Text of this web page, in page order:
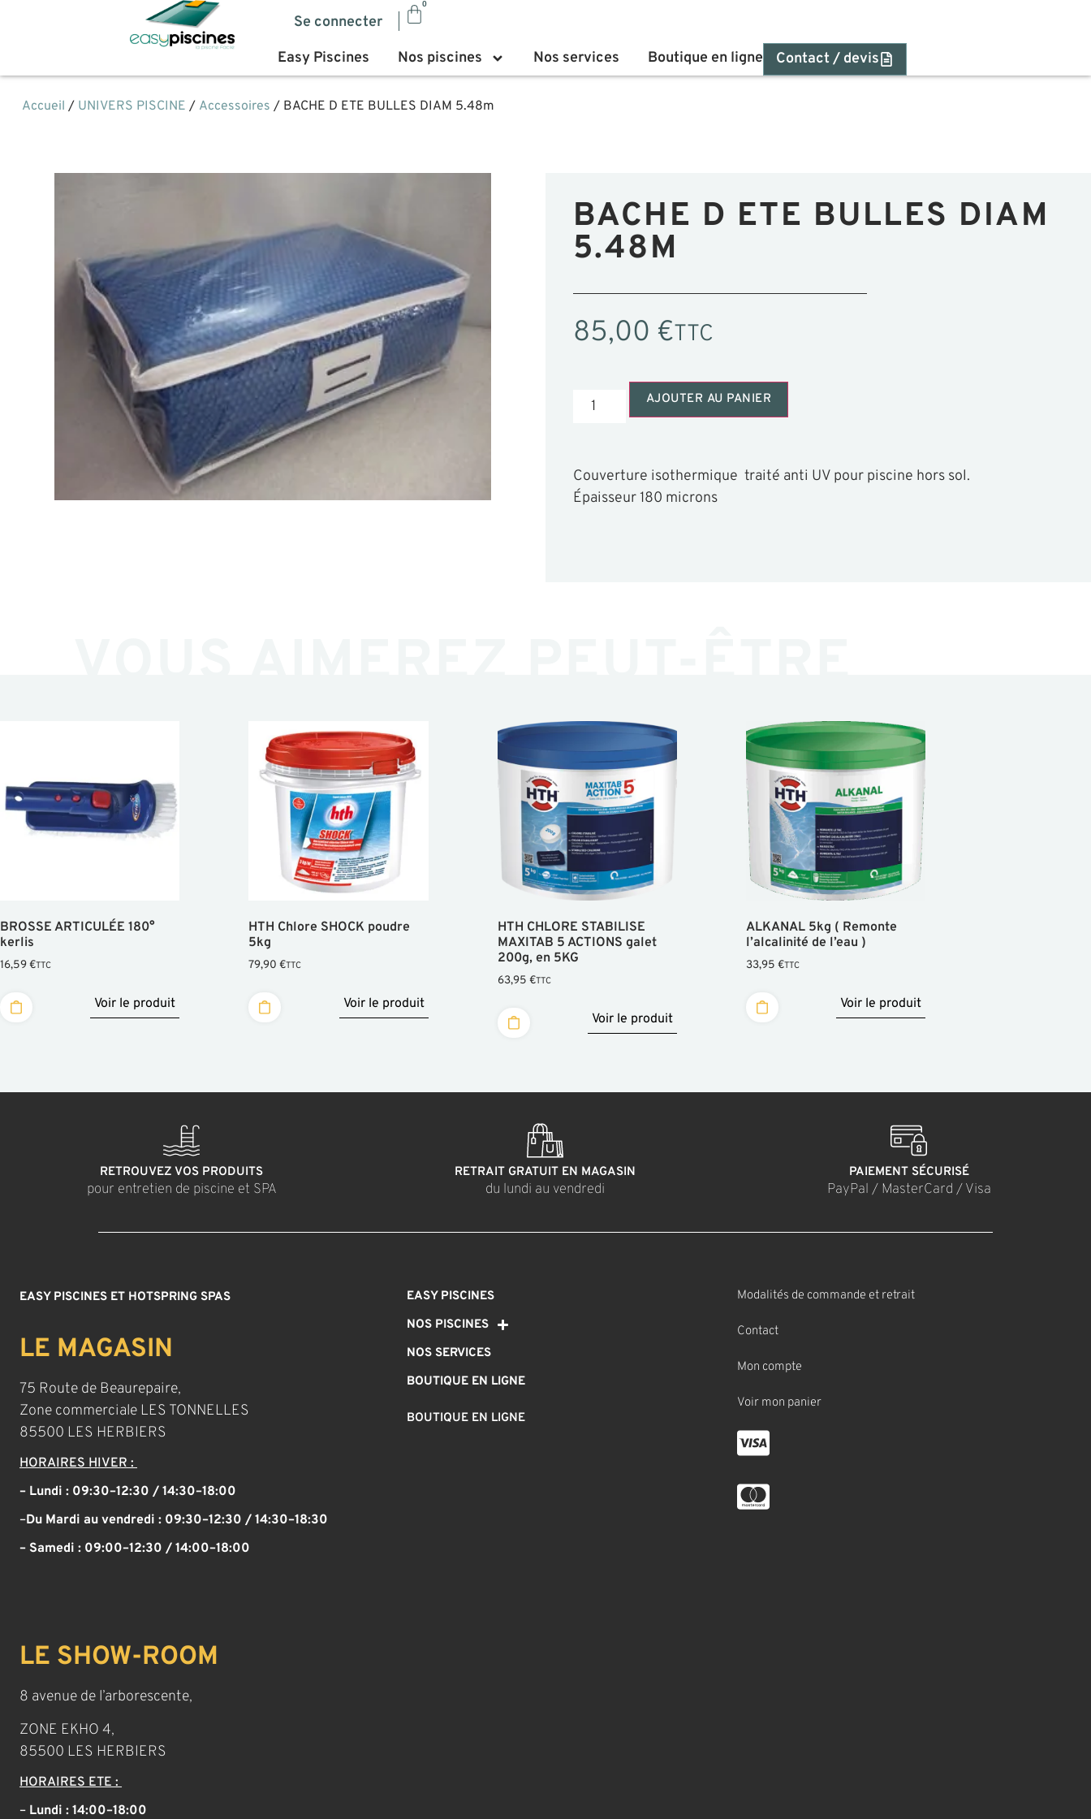
Se connecter
0
Easy Piscines Nos piscines Nos services Boutique en ligne Contact / devis
Accueil / UNIVERS PISCINE / Accessoires / BACHE D ETE BULLES DIAM 5.48m
BACHE D ETE BULLES DIAM
5.48M
85,00 €TTC
AJOUTER AU PANIER
Couverture isothermique traité anti UV pour piscine hors sol.
Épaisseur 180 microns
BROSSE ARTICULÉE 180°
kerlis
16,59€TTC
Voir le produit
HTH Chlore SHOCK poudre
5kg
79,90€TTC
Voir le produit
HTH CHLORE STABILISE
MAXITAB 5 ACTIONS galet
200g, en 5KG
63,95 €TTC
Voir le produit
ALKANAL 5kg ( Remonte
l’alcalinité de l’eau )
33,95 €TTC
Voir le produit
RETROUVEZ VOS PRODUITS
pour entretien de piscine et SPA
RETRAIT GRATUIT EN MAGASIN
du lundi au vendredi
PAIEMENT SÉCURISÉ
PayPal / MasterCard / Visa
EASY PISCINES ET HOTSPRING SPAS
LE MAGASIN
75 Route de Beaurepaire,
Zone commerciale LES TONNELLES
85500 LES HERBIERS
HORAIRES HIVER :
– Lundi : 09:30–12:30 / 14:30–18:00
–Du Mardi au vendredi : 09:30–12:30 / 14:30–18:30
– Samedi : 09:00–12:30 / 14:00–18:00
LE SHOW-ROOM
8 avenue de l’arborescente,
ZONE EKHO 4,
85500 LES HERBIERS
HORAIRES ETE :
– Lundi : 14:00–18:00
EASY PISCINES
NOS PISCINES
NOS SERVICES
BOUTIQUE EN LIGNE
BOUTIQUE EN LIGNE
Modalités de commande et retrait
Contact
Mon compte
Voir mon panier